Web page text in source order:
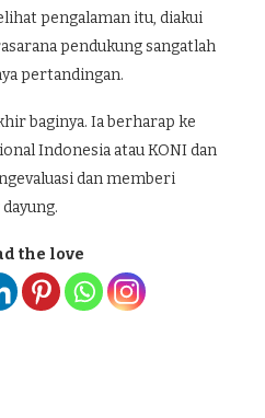
pengalaman itu, diakui
pendukung sangatlah
pertandingan.
baginya. Ia berharap ke
Indonesia atau KONI dan
dan memberi
the love